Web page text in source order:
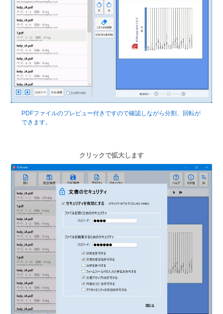
PDFファイルのプレビュー付きですので確認しながら分割、回転が
できます。
クリックで拡大します